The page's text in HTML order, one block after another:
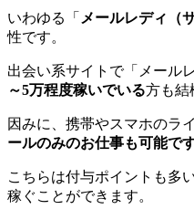
いわゆる「 メールレディ（
性です。
出会い系サイトで「メール
～5万程度稼いでいる方も結
因みに、携帯やスマホのラ
ールのみのお仕事も可能です
こちらは付与ポイントも多
稼ぐことができます。